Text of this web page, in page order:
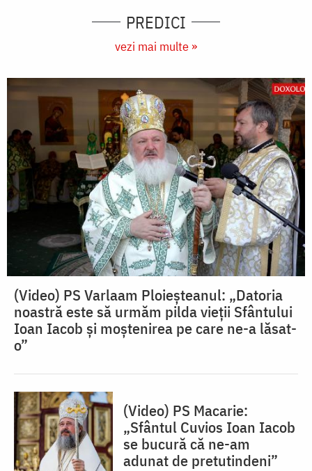
PREDICI
vezi mai multe »
(Video) PS Varlaam Ploieșteanul: „Datoria
noastră este să urmăm pilda vieții Sfântului
Ioan Iacob și moștenirea pe care ne-a lăsat-
o”
(Video) PS Macarie:
„Sfântul Cuvios Ioan Iacob
se bucură că ne-am
adunat de pretutindeni”